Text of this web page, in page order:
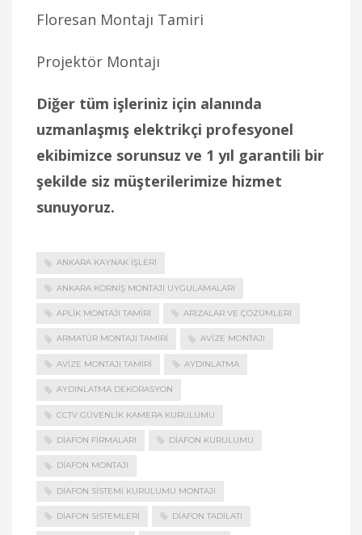
Floresan Montajı Tamiri
Projektör Montajı
Diğer tüm işleriniz için alanında
uzmanlaşmış elektrikçi profesyonel
ekibimizce sorunsuz ve 1 yıl garantili bir
şekilde siz müşterilerimize hizmet
sunuyoruz.
ANKARA KAYNAK İŞLERI
ANKARA KORNIŞ MONTAJI UYGULAMALARI
APLIK MONTAJI TAMIRI ARIZALAR VE ÇÖZÜMLERI
ARMATÜR MONTAJI TAMIRI AVIZE MONTAJI
AVIZE MONTAJI TAMIRI AYDINLATMA
AYDINLATMA DEKORASYON
CCTV GÜVENLIK KAMERA KURULUMU
DIAFON FIRMALARI DIAFON KURULUMU
DIAFON MONTAJI
DIAFON SISTEMI KURULUMU MONTAJI
DIAFON SISTEMLERI DIAFON TADILATI